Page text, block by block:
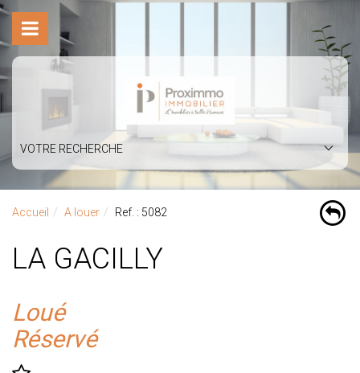
VOTRE RECHERCHE
Accueil A louer Ref. : 5082
LA GACILLY
Loué
Réservé